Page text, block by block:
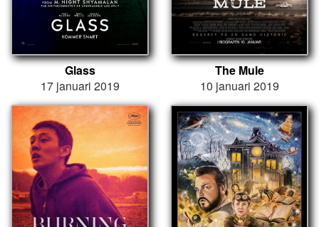
Glass
17 januari 2019
The Mule
10 januari 2019